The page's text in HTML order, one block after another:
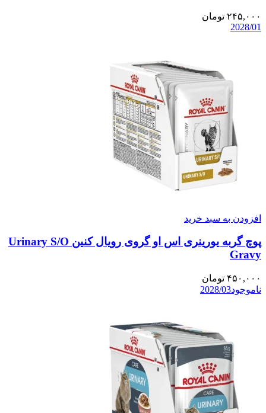
۲۴۵,۰۰۰ تومان
2028/01
افزودن به سبد خرید
پوچ گربه یورینری اس او گروی رویال کنین Urinary S/O
Gravy
۴۵۰,۰۰۰ تومان
ناموجود2028/03